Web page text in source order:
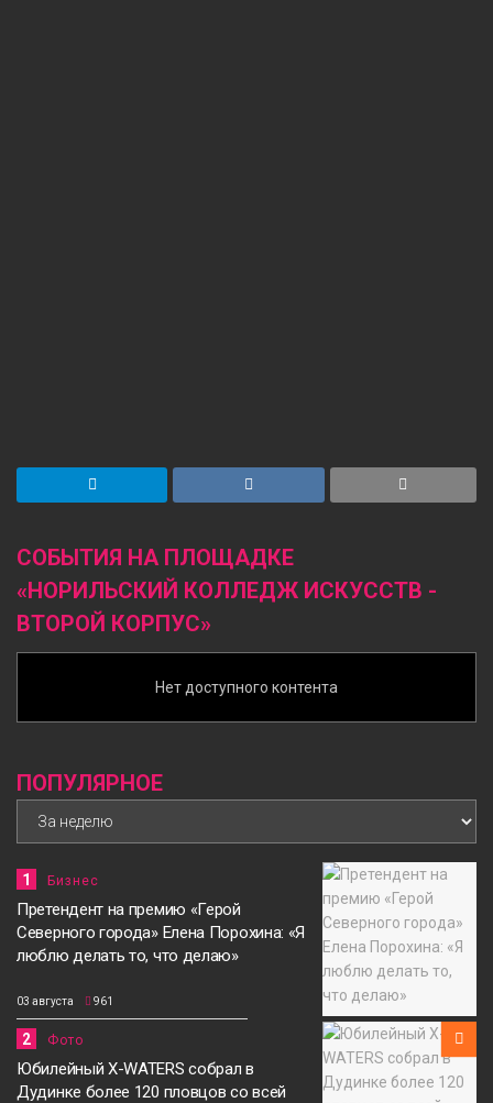
СОБЫТИЯ НА ПЛОЩАДКЕ
«НОРИЛЬСКИЙ КОЛЛЕДЖ ИСКУССТВ -
ВТОРОЙ КОРПУС»
Нет доступного контента
ПОПУЛЯРНОЕ
1 Бизнес
Претендент на премию «Герой
Северного города» Елена Порохина: «Я
люблю делать то, что делаю»
03 августа 961
2 Фото
Юбилейный X-WATERS собрал в
Дудинке более 120 пловцов со всей